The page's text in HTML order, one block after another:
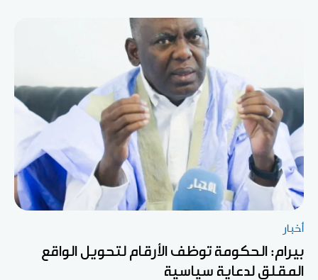
أخبار
بيرام: الحكومة توظف الأرقام لتحويل الواقع
المقلق لدعاية سياسية